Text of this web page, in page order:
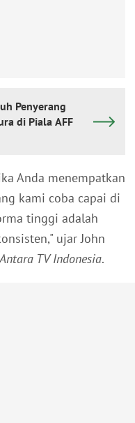
Penyerang
di Piala AFF
Anda menempatkan
kami coba capai di
tinggi adalah
ujar John
Antara TV Indonesia.